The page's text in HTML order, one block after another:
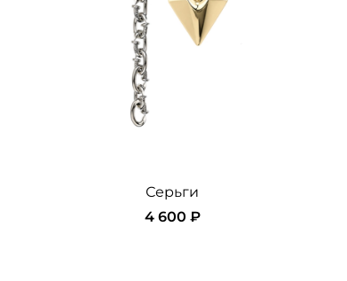
Серьги
4 600 ₽